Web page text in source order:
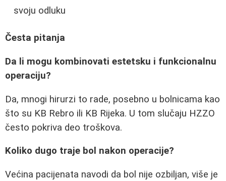
svoju odluku
Česta pitanja
Da li mogu kombinovati estetsku i funkcionalnu
operaciju?
Da, mnogi hirurzi to rade, posebno u bolnicama kao
što su KB Rebro ili KB Rijeka. U tom slučaju HZZO
često pokriva deo troškova.
Koliko dugo traje bol nakon operacije?
Većina pacijenata navodi da bol nije ozbiljan, više je